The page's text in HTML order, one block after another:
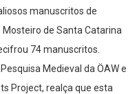
manuscritos de
de Santa Catarina
74 manuscritos.
Medieval da ÖAW e
Project, realça que esta